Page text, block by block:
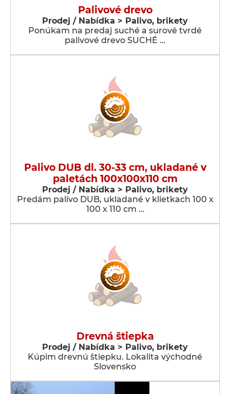
Palivové drevo
Prodej / Nabídka > Palivo, brikety
Ponúkam na predaj suché a surové tvrdé
palivové drevo SUCHÉ …
Palivo DUB dl. 30-33 cm, ukladané v
paletách 100x100x110 cm
Prodej / Nabídka > Palivo, brikety
Predám palivo DUB, ukladané v klietkach 100 x
100 x 110 cm …
Drevná štiepka
Prodej / Nabídka > Palivo, brikety
Kúpim drevnú štiepku. Lokalita východné
Slovensko